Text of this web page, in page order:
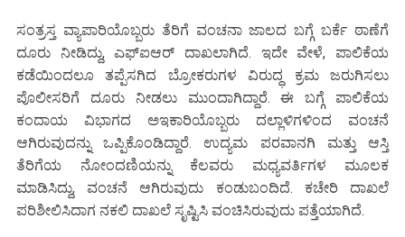
ಸಂತ್ರಸ್ತ ವ್ಯಾಪಾರಿಯೊಬ್ಬರು ತೆರಿಗೆ ವಂಚನಾ ಜಾಲದ ಬಗ್ಗೆ ಬರ್ಕೆ ಠಾಣೆಗೆ
ದೂರು ನೀಡಿದ್ದು, ಎಫ್‌ಐಆರ್ ದಾಖಲಾಗಿದೆ. ಇದೇ ವೇಳೆ, ಪಾಲಿಕೆಯ
ಕಡೆಯಿಂದಲೂ ತಪ್ಪೆಸಗಿದ ಬ್ರೋಕರುಗಳ ವಿರುದ್ಧ ಕ್ರಮ ಜರುಗಿಸಲು
ಪೊಲೀಸರಿಗೆ ದೂರು ನೀಡಲು ಮುಂದಾಗಿದ್ದಾರೆ. ಈ ಬಗ್ಗೆ ಪಾಲಿಕೆಯ
ಕಂದಾಯ ವಿಭಾಗದ ಅಇಕಾರಿಯೊಬ್ಬರು ದಲ್ಲಾಳಿಗಳಿಂದ ವಂಚನೆ
ಆಗಿರುವುದನ್ನು ಒಪ್ಪಿಕೊಂಡಿದ್ದಾರೆ. ಉದ್ಯಮ ಪರವಾನಗಿ ಮತ್ತು ಆಸ್ತಿ
ತೆರಿಗೆಯ ನೋಂದಣಿಯನ್ನು ಕೆಲವರು ಮಧ್ಯವರ್ತಿಗಳ ಮೂಲಕ
ಮಾಡಿಸಿದ್ದು, ವಂಚನೆ ಆಗಿರುವುದು ಕಂಡುಬಂದಿದೆ. ಕಚೇರಿ ದಾಖಲೆ
ಪರಿಶೀಲಿಸಿದಾಗ ನಕಲಿ ದಾಖಲೆ ಸೃಷ್ಟಿಸಿ ವಂಚಿಸಿರುವುದು ಪತ್ತೆಯಾಗಿದೆ.